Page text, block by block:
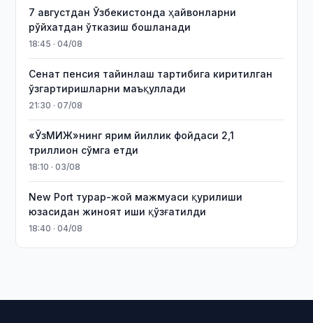
7 августдан Ўзбекистонда ҳайвонларни
рўйхатдан ўтказиш бошланади
18:45 · 04/08
Сенат пенсия тайинлаш тартибига киритилган
ўзгартиришларни маъқуллади
21:30 · 07/08
«ЎзМИЖ»нинг ярим йиллик фойдаси 2,1
триллион сўмга етди
18:10 · 03/08
New Port турар-жой мажмуаси қурилиши
юзасидан жиноят иши қўзғатилди
18:40 · 04/08